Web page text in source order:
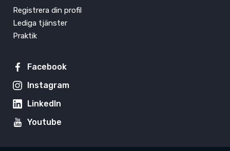
Registrera din profil
Lediga tjänster
Praktik
Facebook
Instagram
LinkedIn
Youtube